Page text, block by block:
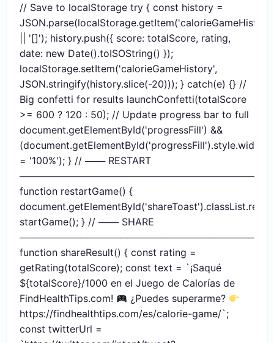
// Save to localStorage try { const history =
|| '[]'); history.push({ score: totalScore, rating,
date: new Date().toISOString() });
localStorage.setItem('calorieGameHistory',
JSON.stringify(history.slice(-20))); } catch(e) {} //
Big confetti for results launchConfetti(totalScore
>= 600 ? 120 : 50); // Update progress bar to full
document.getElementById('progressFill') &&
(document.getElementById('progressFill').style.width
= '100%'); } // ─── RESTART
function restartGame() {
startGame(); } // ─── SHARE
function shareResult() { const rating =
getRating(totalScore); const text = `¡Saqué
${totalScore}/1000 en el Juego de Calorías de
FindHealthTips.com!
¿Puedes superarme?
https://findhealthtips.com/es/calorie-game/`;
const twitterUrl =